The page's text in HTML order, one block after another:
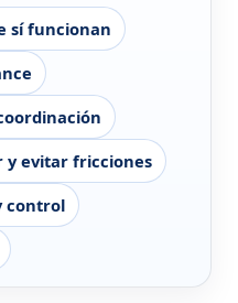
sí funcionan
y evitar fricciones
control